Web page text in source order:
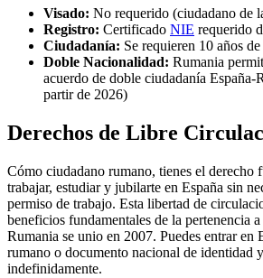
Visado: No requerido (ciudadano de
Registro: Certificado NIE requerido
Ciudadanía: Se requieren 10 años
Doble Nacionalidad: Rumania
acuerdo de doble ciudadanía España-
partir de 2026)
Derechos de Libre
Cómo ciudadano rumano, tienes el derecho
trabajar, estudiar y jubilarte en España sin
permiso de trabajo. Esta libertad de
beneficios fundamentales de la pertenencia
Rumania se unio en 2007. Puedes entrar en
rumano o documento nacional de identidad
indefinidamente.